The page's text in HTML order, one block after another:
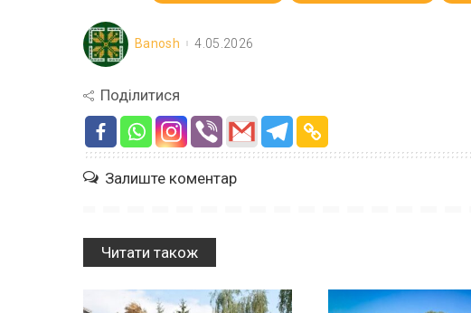
Banosh 4.05.2026
Поділитися
Залиште коментар
Читати також